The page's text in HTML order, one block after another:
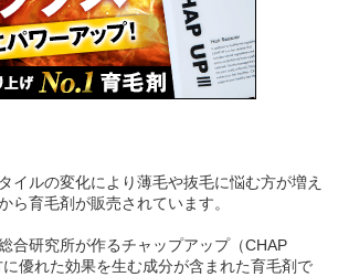
イルの変化により薄毛や抜毛に悩む方が増え
ら育毛剤が販売されています。
合研究所が作るチャップアップ（CHAP
優れた効果を生む成分が含まれた育毛剤で